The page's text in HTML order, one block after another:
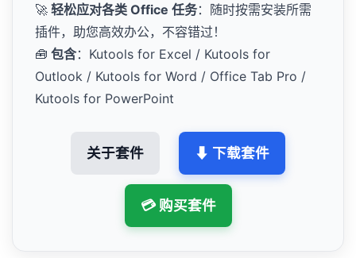
🚀 轻松应对各类 Office 任务：随时按需安装所需
插件，助您高效办公，不容错过！
🧰 包含：Kutools for Excel / Kutools for
Outlook / Kutools for Word / Office Tab Pro /
Kutools for PowerPoint
关于套件 ⬇ 下载套件
💳 购买套件